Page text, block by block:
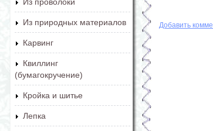
Из природных материалов
Карвинг
Квиллинг
(бумагокручение)
Кройка и шитье
Лепка
Добавить